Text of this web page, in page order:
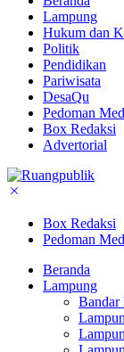
Lampung
Hukum dan
Politik
Pendidikan
Pariwisata
DesaQu
Pedoman
Box Redaksi
Advertorial
Box Redaksi
Pedoman
Beranda
Lampung
Bandar